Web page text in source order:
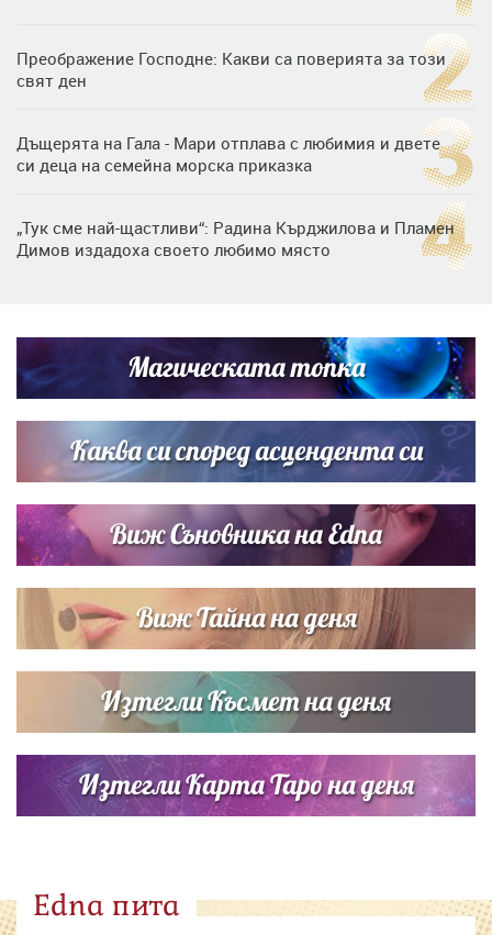
Преображение Господне: Какви са поверията за този
свят ден
Дъщерята на Гала - Мари отплава с любимия и двете
си деца на семейна морска приказка
„Тук сме най-щастливи“: Радина Кърджилова и Пламен
Димов издадоха своето любимо място
Братя Аргирови я изненадаха с песен
Магическата топка
Каква си според асцендента си
Виж Съновника на Edna
Виж Тайна на деня
Изтегли Късмет на деня
Изтегли Карта Таро на деня
Edna пита